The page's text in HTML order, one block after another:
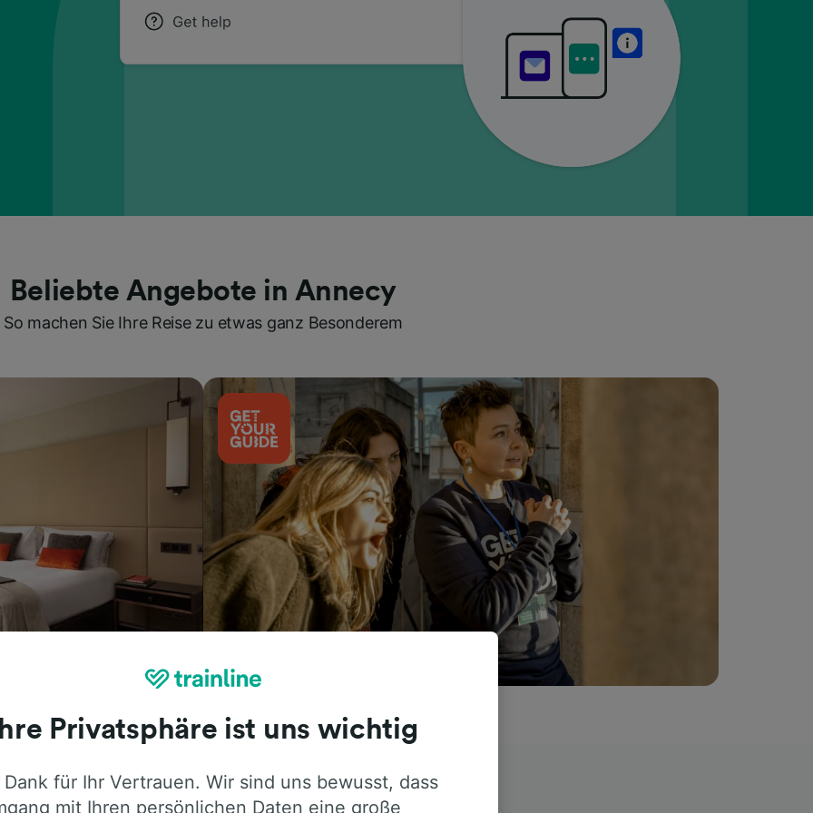
Beliebte Angebote in Annecy
So machen Sie Ihre Reise zu etwas ganz Besonderem
ehrliche Meinung von Trainline-Nutzern
Ihre Privatsphäre ist uns wichtig
für Ihr Vertrauen. Wir sind uns bewusst, dass
mit Ihren persönlichen Daten eine große